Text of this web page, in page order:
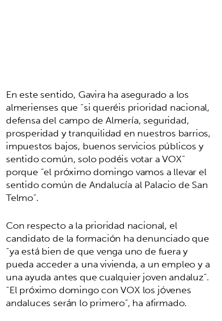
En este sentido, Gavira ha asegurado a los
almerienses que “si queréis prioridad nacional,
defensa del campo de Almería, seguridad,
prosperidad y tranquilidad en nuestros barrios,
impuestos bajos, buenos servicios públicos y
sentido común, solo podéis votar a VOX”
porque “el próximo domingo vamos a llevar el
sentido común de Andalucía al Palacio de San
Telmo”.
Con respecto a la prioridad nacional, el
candidato de la formación ha denunciado que
“ya está bien de que venga uno de fuera y
pueda acceder a una vivienda, a un empleo y a
una ayuda antes que cualquier joven andaluz”.
“El próximo domingo con VOX los jóvenes
andaluces serán lo primero”, ha afirmado.